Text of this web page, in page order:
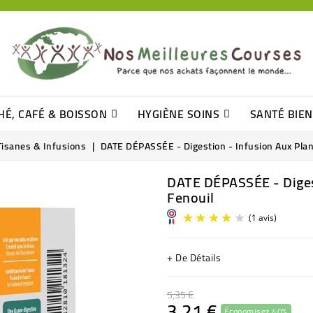
CAFÉ & BOISSON HYGIÈNE SOINS SANTÉ
& Infusions DATE DÉPASSÉE - Digestion - Infusion Aux
DATE DÉPASSÉE -
Fenouil
+ De Détails
5,35 €